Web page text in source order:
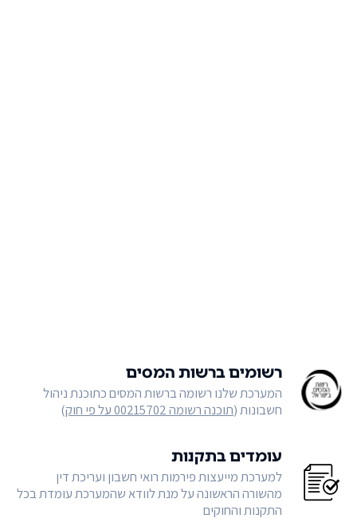
רשומים ברשות המסים
המערכת שלנו רשומה ברשות המסים כתוכנת ניהול
חשבונות (תוכנה רשומה 00215702 על פי חוק )
עומדים בתקנות
למערכת מייעצות פירמות רואי חשבון ועריכת דין
מהשורה הראשונה על מנת לוודא שהמערכת עומדת בכל
התקנות והחוקים